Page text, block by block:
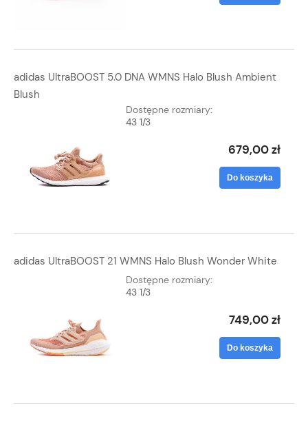
adidas UltraBOOST 5.0 DNA WMNS Halo Blush Ambient
Blush
Dostępne rozmiary:
43 1/3
679,00 zł
Do koszyka
adidas UltraBOOST 21 WMNS Halo Blush Wonder White
Dostępne rozmiary:
43 1/3
749,00 zł
Do koszyka